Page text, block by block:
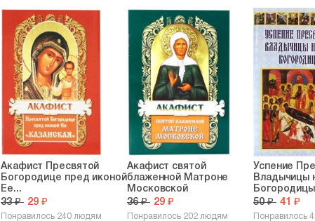
Акафист Пресвятой
Богородице пред иконой
Ее...
33 ₽ 29 ₽
Понравилось 240 людям
Акафист святой
блаженной Матроне
Московской
36 ₽ 29 ₽
Понравилось 202 людям
Успение
Владычицы
Богородицы
50 ₽ 41 ₽
Понравилось